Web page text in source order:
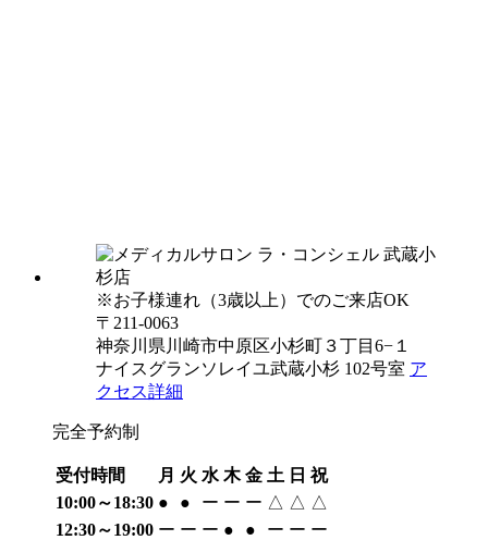
※お子様連れ（3歳以上）でのご来店OK
〒211-0063
神奈川県川崎市中原区小杉町３丁目6−１
ナイスグランソレイユ武蔵小杉 102号室 ア
クセス詳細
完全予約制
受付時間 月 火 水 木 金 土 日 祝
10:00～18:30 ● ● ー ー ー △ △ △
12:30～19:00 ー ー ー ● ● ー ー ー